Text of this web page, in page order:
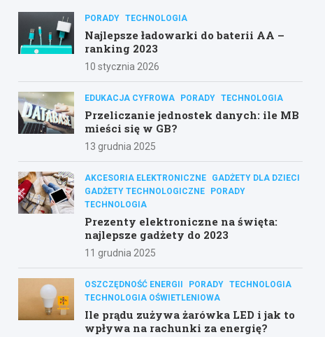
PORADY TECHNOLOGIA
Najlepsze ładowarki do baterii AA –
ranking 2023
10 stycznia 2026
EDUKACJA CYFROWA PORADY TECHNOLOGIA
Przeliczanie jednostek danych: ile MB
mieści się w GB?
13 grudnia 2025
AKCESORIA ELEKTRONICZNE
GADŻETY DLA DZIECI
GADŻETY TECHNOLOGICZNE
PORADY
TECHNOLOGIA
Prezenty elektroniczne na święta:
najlepsze gadżety do 2023
11 grudnia 2025
OSZCZĘDNOŚĆ ENERGII PORADY TECHNOLOGIA
TECHNOLOGIA OŚWIETLENIOWA
Ile prądu zużywa żarówka LED i jak to
wpływa na rachunki za energię?